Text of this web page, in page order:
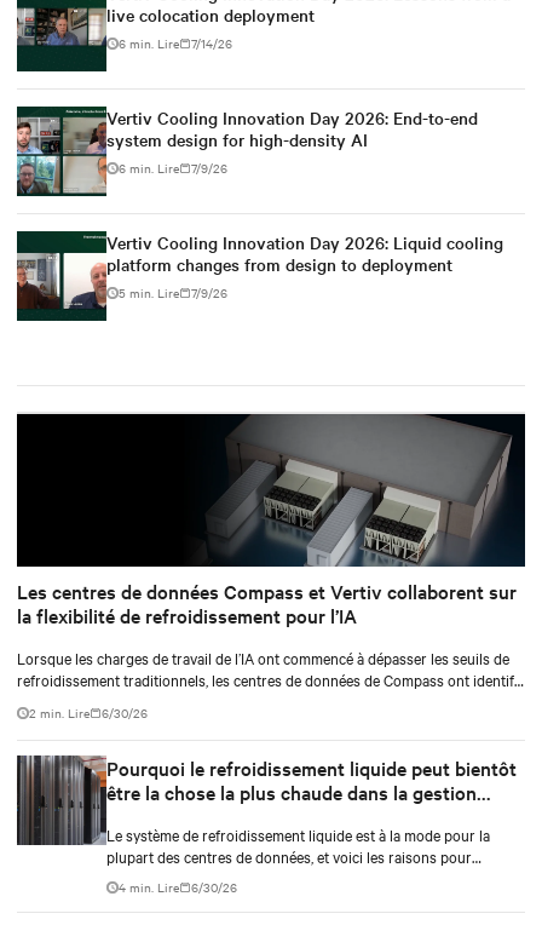
live colocation deployment
6 min. Lire 7/14/26
Vertiv Cooling Innovation Day 2026: End-to-end
system design for high-density AI
6 min. Lire 7/9/26
Vertiv Cooling Innovation Day 2026: Liquid cooling
platform changes from design to deployment
5 min. Lire 7/9/26
Les centres de données Compass et Vertiv collaborent sur
la flexibilité de refroidissement pour l’IA
Lorsque les charges de travail de l’IA ont commencé à dépasser les seuils de
refroidissement traditionnels, les centres de données de Compass ont identifié
L’entreprise s’est associée à Vertiv dans le cadre d’une initiative d’ingénierie
intensive de 11 mois visant à développer un système de refroidissement
intégré qui pourrait répondre aux demandes informatiques à haute densité
actuelles et futures.
2 min. Lire 6/30/26
Pourquoi le refroidissement liquide peut bientôt
être la chose la plus chaude dans la gestion
Le système de refroidissement liquide est à la mode pour la
plupart des centres de données, et voici les raisons pour
lesquelles la plupart des propriétaires de centres de données
choisissent ce type par rapport aux autres.
4 min. Lire 6/30/26